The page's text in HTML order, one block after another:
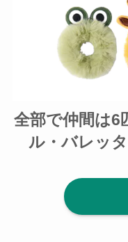
全部で仲間は6
ル・バレッ